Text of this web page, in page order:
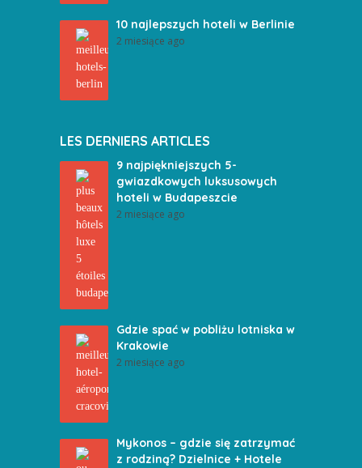
10 najlepszych hoteli w Berlinie
2 miesiące ago
LES DERNIERS ARTICLES
9 najpiękniejszych 5-
gwiazdkowych luksusowych
hoteli w Budapeszcie
2 miesiące ago
Gdzie spać w pobliżu lotniska w
Krakowie
2 miesiące ago
Mykonos – gdzie się zatrzymać
z rodziną? Dzielnice + Hotele